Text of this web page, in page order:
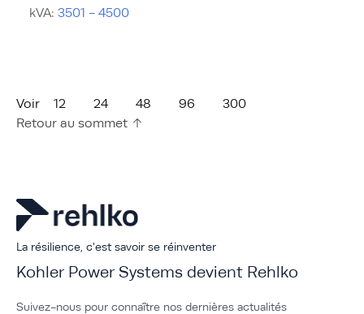
kVA:3501 - 4500
Voir 12 24 48 96
300
Retour au sommet
La résilience, c'est savoir se réinventer
Kohler Power Systems devient Rehlko
Suivez-nous pour connaître nos dernières actualités